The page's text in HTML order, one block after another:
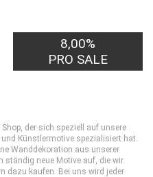
8,00%
PRO SALE
der sich speziell auf unsere
Künstlermotive spezialisiert hat.
Wanddekoration aus unserer
ständig neue Motive auf, die wir
dazu kaufen. Bei uns wird jeder